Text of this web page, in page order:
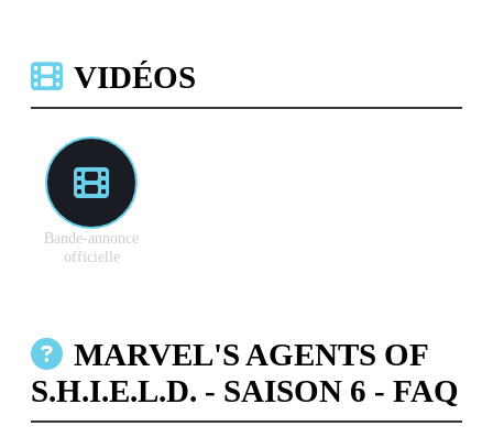
VIDÉOS
Bande-annonce
officielle
MARVEL'S AGENTS OF
S.H.I.E.L.D. - SAISON 6 - FAQ